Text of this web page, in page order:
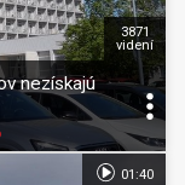
nezískajú
3871
videní
01:40